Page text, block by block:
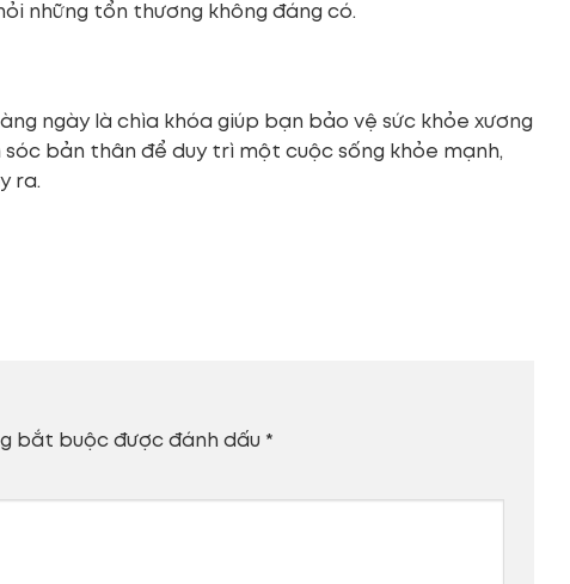
những tổn thương không đáng có.
ngày là chìa khóa giúp bạn bảo vệ sức khỏe xương
bản thân để duy trì một cuộc sống khỏe mạnh,
ra.
bắt buộc được đánh dấu *